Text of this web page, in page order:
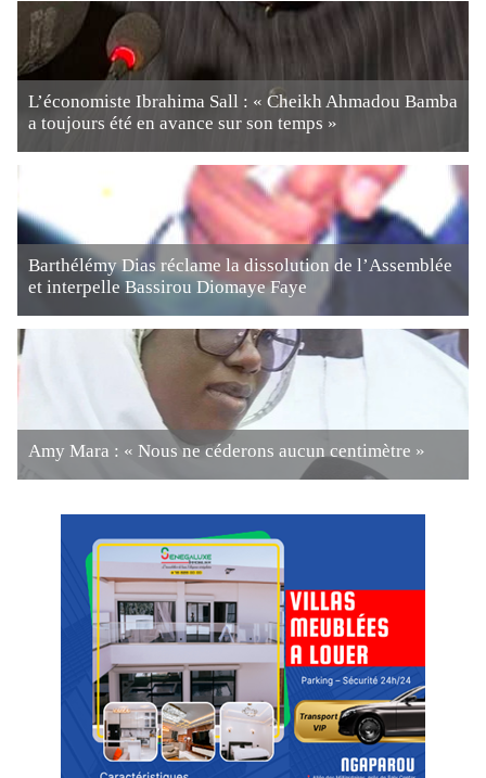
L’économiste Ibrahima Sall : « Cheikh Ahmadou Bamba
a toujours été en avance sur son temps »
Barthélémy Dias réclame la dissolution de l’Assemblée
et interpelle Bassirou Diomaye Faye
Amy Mara : « Nous ne céderons aucun centimètre »